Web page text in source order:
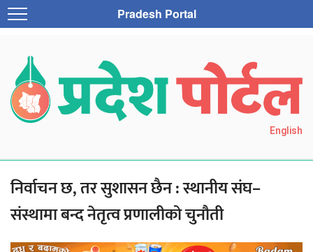
Pradesh Portal
English
निर्वाचन छ, तर सुशासन छैन : स्थानीय संघ–
संस्थामा बन्द नेतृत्व प्रणालीको चुनौती